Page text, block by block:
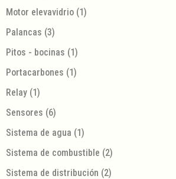
Motor elevavidrio (1)
Palancas (3)
Pitos - bocinas (1)
Portacarbones (1)
Relay (1)
Sensores (6)
Sistema de agua (1)
Sistema de combustible (2)
Sistema de distribución (2)